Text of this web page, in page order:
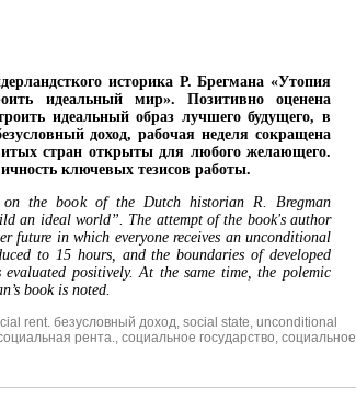
историка Р. Брегмана «Утопия
идеальный мир». Позитивно оценена
идеальный образ лучшего будущего, в
доход, рабочая неделя сокращена
стран открыты для любого желающего.
ключевых тезисов работы.
on the book of the Dutch historian R. Bregman
an ideal world”. The attempt of the book's author
future in which everyone receives an unconditional
to 15 hours, and the boundaries of developed
positively. At the same time, the polemic
book is noted.
rent. безусловный доход, social state, unconditional
рента., социальное государство, социальное